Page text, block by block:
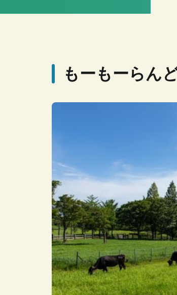
もーもーらん